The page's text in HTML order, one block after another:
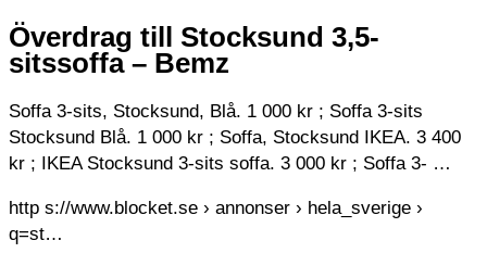
Överdrag till Stocksund 3,5-
sitssoffa – Bemz
Soffa 3-sits, Stocksund, Blå. 1 000 kr ; Soffa 3-sits
Stocksund Blå. 1 000 kr ; Soffa, Stocksund IKEA. 3 400
kr ; IKEA Stocksund 3-sits soffa. 3 000 kr ; Soffa 3- …
http s://www.blocket.se › annonser › hela_sverige ›
q=st…